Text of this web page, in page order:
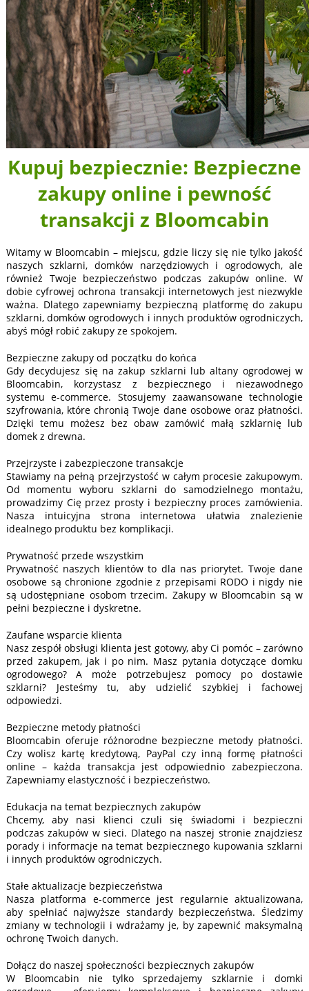
Kupuj bezpiecznie: Bezpieczne
zakupy online i pewność
transakcji z Bloomcabin
Witamy w Bloomcabin – miejscu, gdzie liczy się nie tylko jakość
naszych szklarni, domków narzędziowych i ogrodowych, ale
również Twoje bezpieczeństwo podczas zakupów online. W
dobie cyfrowej ochrona transakcji internetowych jest niezwykle
ważna. Dlatego zapewniamy bezpieczną platformę do zakupu
szklarni, domków ogrodowych i innych produktów ogrodniczych,
abyś mógł robić zakupy ze spokojem.
Bezpieczne zakupy od początku do końca
Gdy decydujesz się na zakup szklarni lub altany ogrodowej w
Bloomcabin, korzystasz z bezpiecznego i niezawodnego
systemu e-commerce. Stosujemy zaawansowane technologie
szyfrowania, które chronią Twoje dane osobowe oraz płatności.
Dzięki temu możesz bez obaw zamówić małą szklarnię lub
domek z drewna.
Przejrzyste i zabezpieczone transakcje
Stawiamy na pełną przejrzystość w całym procesie zakupowym.
Od momentu wyboru szklarni do samodzielnego montażu,
prowadzimy Cię przez prosty i bezpieczny proces zamówienia.
Nasza intuicyjna strona internetowa ułatwia znalezienie
idealnego produktu bez komplikacji.
Prywatność przede wszystkim
Prywatność naszych klientów to dla nas priorytet. Twoje dane
osobowe są chronione zgodnie z przepisami RODO i nigdy nie
są udostępniane osobom trzecim. Zakupy w Bloomcabin są w
pełni bezpieczne i dyskretne.
Zaufane wsparcie klienta
Nasz zespół obsługi klienta jest gotowy, aby Ci pomóc – zarówno
przed zakupem, jak i po nim. Masz pytania dotyczące domku
ogrodowego? A może potrzebujesz pomocy po dostawie
szklarni? Jesteśmy tu, aby udzielić szybkiej i fachowej
odpowiedzi.
Bezpieczne metody płatności
Bloomcabin oferuje różnorodne bezpieczne metody płatności.
Czy wolisz kartę kredytową, PayPal czy inną formę płatności
online – każda transakcja jest odpowiednio zabezpieczona.
Zapewniamy elastyczność i bezpieczeństwo.
Edukacja na temat bezpiecznych zakupów
Chcemy, aby nasi klienci czuli się świadomi i bezpieczni
podczas zakupów w sieci. Dlatego na naszej stronie znajdziesz
porady i informacje na temat bezpiecznego kupowania szklarni
i innych produktów ogrodniczych.
Stałe aktualizacje bezpieczeństwa
Nasza platforma e-commerce jest regularnie aktualizowana,
aby spełniać najwyższe standardy bezpieczeństwa. Śledzimy
zmiany w technologii i wdrażamy je, by zapewnić maksymalną
ochronę Twoich danych.
Dołącz do naszej społeczności bezpiecznych zakupów
W Bloomcabin nie tylko sprzedajemy szklarnie i domki